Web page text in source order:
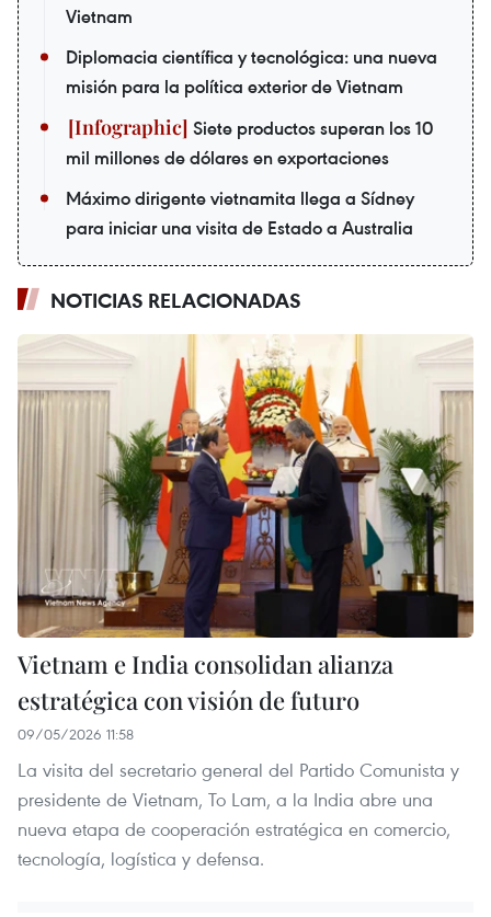
Vietnam
Diplomacia científica y tecnológica: una nueva
misión para la política exterior de Vietnam
Siete productos superan los 10
mil millones de dólares en exportaciones
Máximo dirigente vietnamita llega a Sídney
para iniciar una visita de Estado a Australia
NOTICIAS RELACIONADAS
Vietnam e India consolidan alianza
estratégica con visión de futuro
09/05/2026 11:58
La visita del secretario general del Partido Comunista y
presidente de Vietnam, To Lam, a la India abre una
nueva etapa de cooperación estratégica en comercio,
tecnología, logística y defensa.